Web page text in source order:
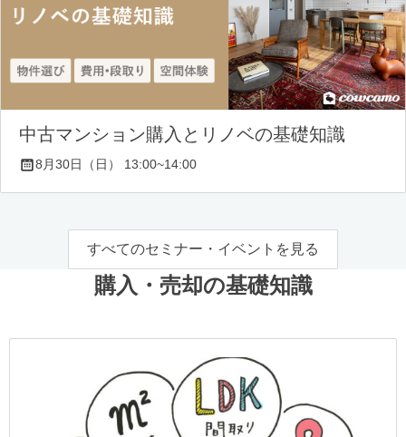
中古マンション購入とリノベの基礎知識
8月30日（日） 13:00~14:00
すべてのセミナー・イベントを見る
購入・売却の基礎知識